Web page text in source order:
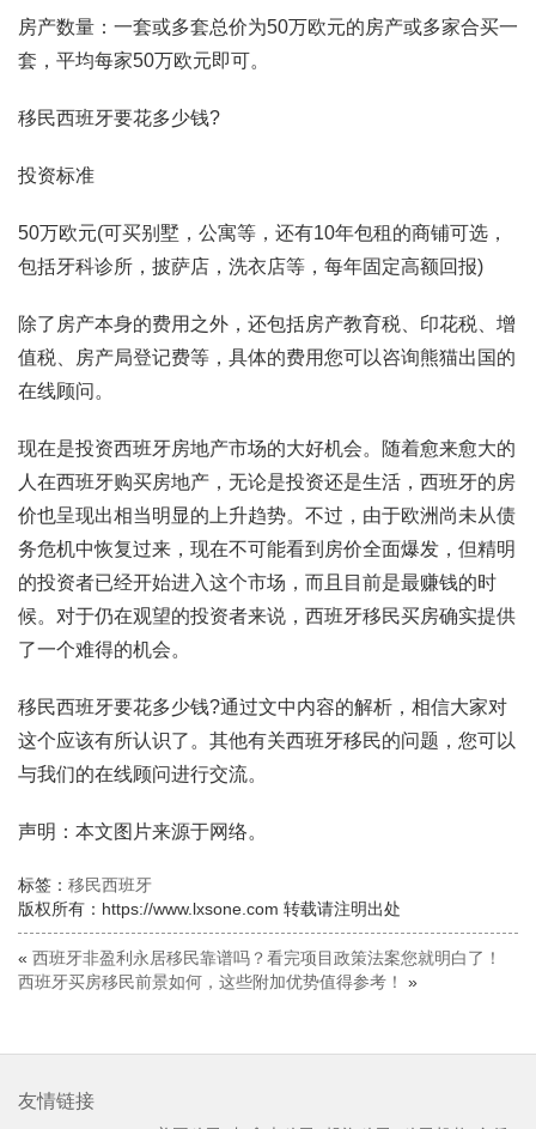
房产数量：一套或多套总价为50万欧元的房产或多家合买一
套，平均每家50万欧元即可。
移民西班牙要花多少钱?
投资标准
50万欧元(可买别墅，公寓等，还有10年包租的商铺可选，
包括牙科诊所，披萨店，洗衣店等，每年固定高额回报)
除了房产本身的费用之外，还包括房产教育税、印花税、增
值税、房产局登记费等，具体的费用您可以咨询熊猫出国的
在线顾问。
现在是投资西班牙房地产市场的大好机会。随着愈来愈大的
人在西班牙购买房地产，无论是投资还是生活，西班牙的房
价也呈现出相当明显的上升趋势。不过，由于欧洲尚未从债
务危机中恢复过来，现在不可能看到房价全面爆发，但精明
的投资者已经开始进入这个市场，而且目前是最赚钱的时
候。对于仍在观望的投资者来说，西班牙移民买房确实提供
了一个难得的机会。
移民西班牙要花多少钱?通过文中内容的解析，相信大家对
这个应该有所认识了。其他有关西班牙移民的问题，您可以
与我们的在线顾问进行交流。
声明：本文图片来源于网络。
标签： 移民西班牙
版权所有：https://www.lxsone.com 转载请注明出处
« 西班牙非盈利永居移民靠谱吗？看完项目政策法案您就明白了！
西班牙买房移民前景如何，这些附加优势值得参考！
»
友情链接